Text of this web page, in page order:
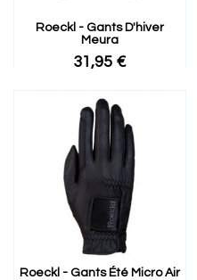
Roeckl - Gants D'hiver
Meura
31,95 €
Roeckl - Gants Été Micro Air